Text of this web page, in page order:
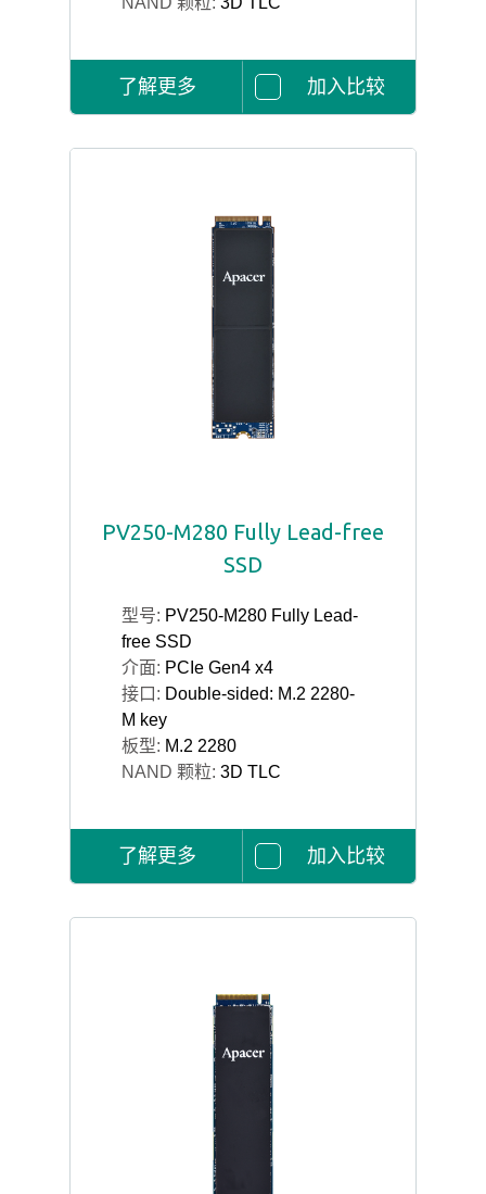
了解更多 加入比较
PV250-M280 Fully Lead-free
SSD
型号: PV250-M280 Fully Lead-
free SSD
介面: PCIe Gen4 x4
接口: Double-sided: M.2 2280-
M key
板型: M.2 2280
NAND 颗粒: 3D TLC
了解更多 加入比较